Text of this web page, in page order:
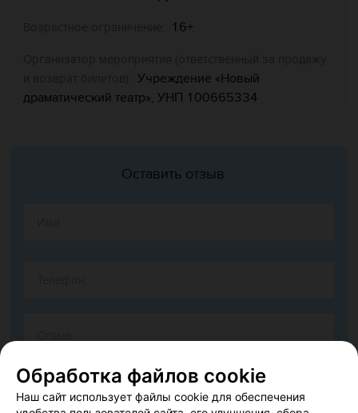
16+
Учреждение «Новый
драматический театр», УНП 100665334
Оставить отзыв
Обработка файлов cookie
Наш сайт использует файлы cookie для обеспечения